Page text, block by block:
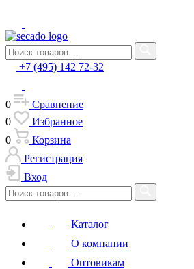
+7 (495) 142 72-32
0
Сравнение
0
Избранное
0
Корзина
Регистрация
Вход
Каталог
О компании
Оптовикам